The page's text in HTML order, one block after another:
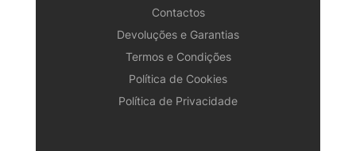
Contactos
Devoluções e Garantias
Termos e Condições
Política de Cookies
Política de Privacidade